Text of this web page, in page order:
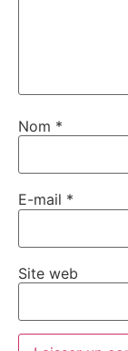
Nom *
E-mail *
Site web